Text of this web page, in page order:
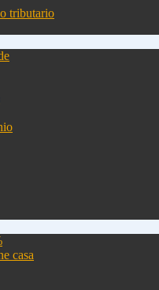
tributario
casa